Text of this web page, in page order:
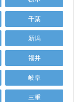
千葉
新潟
福井
岐阜
三重